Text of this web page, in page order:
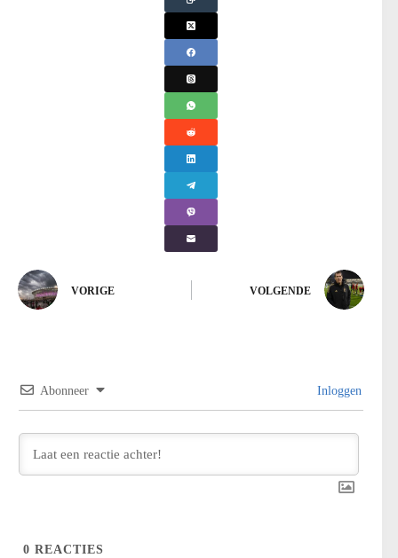
VORIGE VOLGENDE
Abonneer Inloggen
0 REACTIES